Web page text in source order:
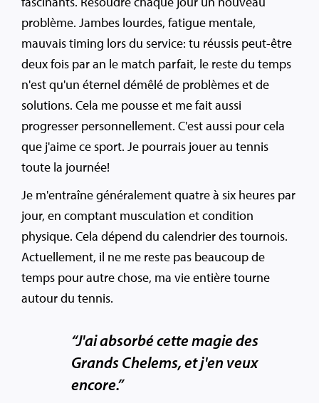
problème. Jambes lourdes, fatigue mentale,
mauvais timing lors du service: tu réussis peut-être
deux fois par an le match parfait, le reste du temps
n'est qu'un éternel démêlé de problèmes et de
solutions. Cela me pousse et me fait aussi
progresser personnellement. C'est aussi pour cela
que j'aime ce sport. Je pourrais jouer au tennis
toute la journée!
Je m'entraîne généralement quatre à six heures par
jour, en comptant musculation et condition
physique. Cela dépend du calendrier des tournois.
Actuellement, il ne me reste pas beaucoup de
temps pour autre chose, ma vie entière tourne
autour du tennis.
“J'ai absorbé cette magie des
Grands Chelems, et j'en veux
encore.”